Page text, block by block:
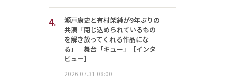
4.
瀬戸康史と有村架純が9年ぶりの
共演「閉じ込められているもの
を解き放ってくれる作品にな
る」 舞台「キュー」【インタ
ビュー】
2026.07.31 08:00